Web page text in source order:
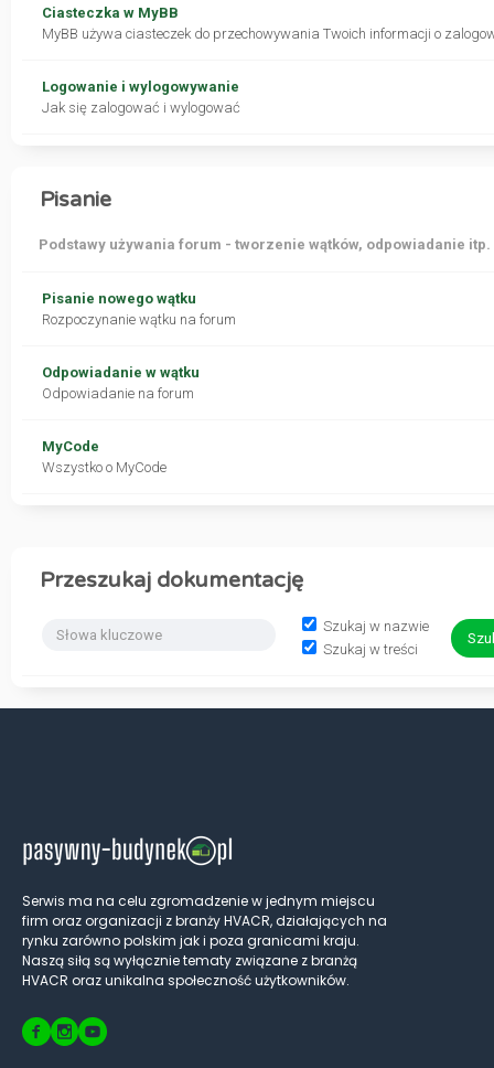
Ciasteczka w MyBB
MyBB używa ciasteczek do przechowywania Twoich informacji o
Logowanie i wylogowywanie
Jak się zalogować i wylogować
Pisanie
Podstawy używania forum - tworzenie wątków, odpowiadanie itp.
Pisanie nowego wątku
Rozpoczynanie wątku na forum
Odpowiadanie w wątku
Odpowiadanie na forum
MyCode
Wszystko o MyCode
Przeszukaj dokumentację
Szukaj w nazwie
Szukaj w treści
Serwis ma na celu zgromadzenie w jednym miejscu
firm oraz organizacji z branży HVACR, działających na
rynku zarówno polskim jak i poza granicami kraju.
Naszą siłą są wyłącznie tematy związane z branżą
HVACR oraz unikalna społeczność użytkowników.